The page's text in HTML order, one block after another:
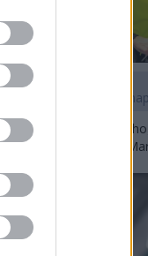
2
Newey biztos benne,
Aston